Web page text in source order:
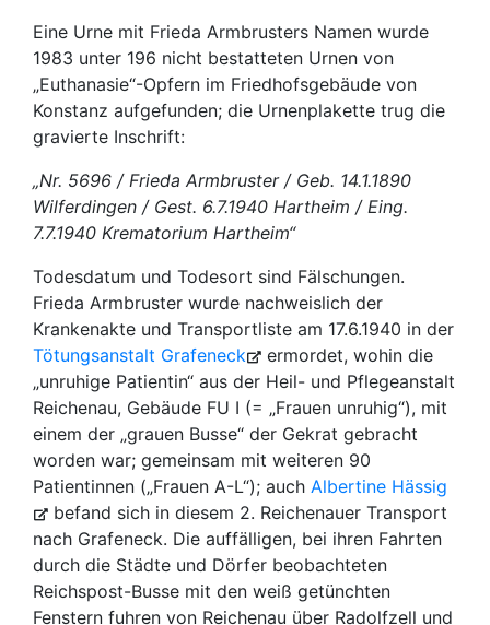
Eine Urne mit Frieda Armbrusters Namen wurde
1983 unter 196 nicht bestatteten Urnen von
„Euthanasie“-Opfern im Friedhofsgebäude von
Konstanz aufgefunden; die Urnenplakette trug die
gravierte Inschrift:
„Nr. 5696 / Frieda Armbruster / Geb. 14.1.1890
Wilferdingen / Gest. 6.7.1940 Hartheim / Eing.
7.7.1940 Krematorium Hartheim“
Todesdatum und Todesort sind Fälschungen.
Frieda Armbruster wurde nachweislich der
Krankenakte und Transportliste am 17.6.1940 in der
Tötungsanstalt Grafeneck
ermordet, wohin die
„unruhige Patientin“ aus der Heil- und Pflegeanstalt
Reichenau, Gebäude FU I (= „Frauen unruhig“), mit
einem der „grauen Busse“ der Gekrat gebracht
worden war; gemeinsam mit weiteren 90
Patientinnen („Frauen A-L“); auch Albertine Hässig
befand sich in diesem 2. Reichenauer Transport
nach Grafeneck. Die auffälligen, bei ihren Fahrten
durch die Städte und Dörfer beobachteten
Reichspost-Busse mit den weiß getünchten
Fenstern fuhren von Reichenau über Radolfzell und